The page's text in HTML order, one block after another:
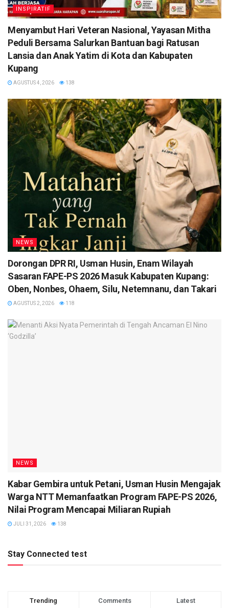
INSPIRATIF
​Menyambut Hari Veteran Nasional, Yayasan Mitha
Peduli Bersama Salurkan Bantuan bagi Ratusan
Lansia dan Anak Yatim di Kota dan Kabupaten
Kupang
AGUSTUS 4, 2026 138
NEWS
Dorongan DPR RI, Usman Husin, Enam Wilayah
Sasaran FAPE-PS 2026 Masuk Kabupaten Kupang:
Oben, Nonbes, Ohaem, Silu, Netemnanu, dan Takari
AGUSTUS 2, 2026 118
NEWS
Kabar Gembira untuk Petani, Usman Husin Mengajak
Warga NTT Memanfaatkan Program FAPE-PS 2026,
Nilai Program Mencapai Miliaran Rupiah
JULI 31, 2026 138
Stay Connected test
Trending Comments Latest